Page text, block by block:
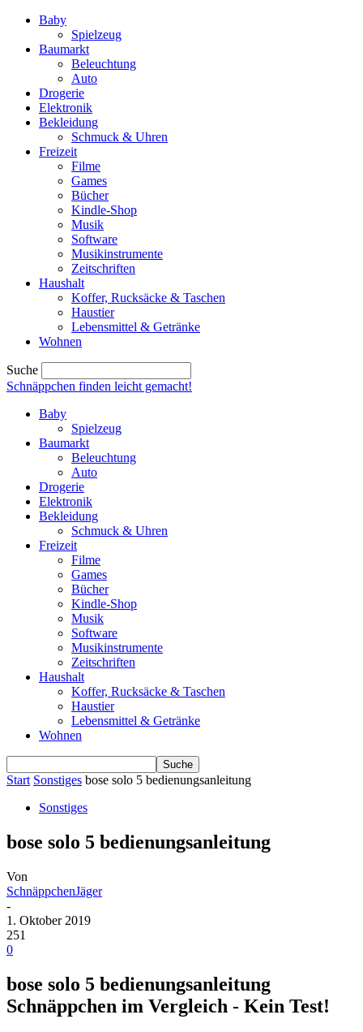
Baby
Spielzeug
Baumarkt
Beleuchtung
Auto
Drogerie
Elektronik
Bekleidung
Schmuck & Uhren
Freizeit
Filme
Games
Bücher
Kindle-Shop
Musik
Software
Musikinstrumente
Zeitschriften
Haushalt
Koffer, Rucksäcke & Taschen
Haustier
Lebensmittel & Getränke
Wohnen
Suche
Schnäppchen finden leicht gemacht!
Baby
Spielzeug
Baumarkt
Beleuchtung
Auto
Drogerie
Elektronik
Bekleidung
Schmuck & Uhren
Freizeit
Filme
Games
Bücher
Kindle-Shop
Musik
Software
Musikinstrumente
Zeitschriften
Haushalt
Koffer, Rucksäcke & Taschen
Haustier
Lebensmittel & Getränke
Wohnen
Start Sonstiges bose solo 5 bedienungsanleitung
Sonstiges
bose solo 5 bedienungsanleitung
Von
SchnäppchenJäger
-
1. Oktober 2019
251
0
bose solo 5 bedienungsanleitung
Schnäppchen im Vergleich - Kein Test!